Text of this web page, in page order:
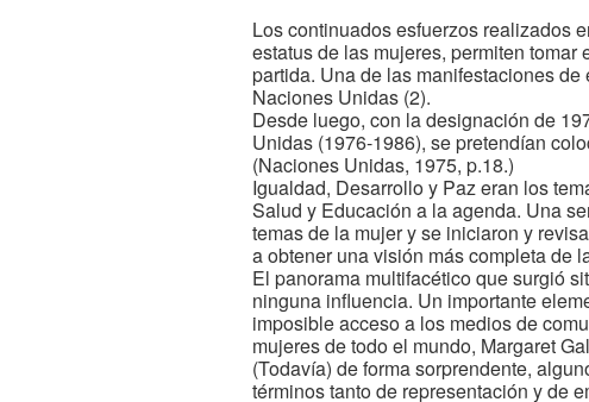
Los continuados esfuerzos realizados
estatus de las mujeres, permiten
partida. Una de las manifestaciones
Naciones Unidas (2).
Desde luego, con la designación de
Unidas (1976-1986), se pretendían
(Naciones Unidas, 1975, p.18.)
Igualdad, Desarrollo y Paz eran los
Salud y Educación a la agenda. Una
temas de la mujer y se iniciaron y
a obtener una visión más completa de
El panorama multifacético que surgió
ninguna influencia. Un importante
imposible acceso a los medios de
mujeres de todo el mundo, Margaret
(Todavía) de forma sorprendente,
términos tanto de representación y de